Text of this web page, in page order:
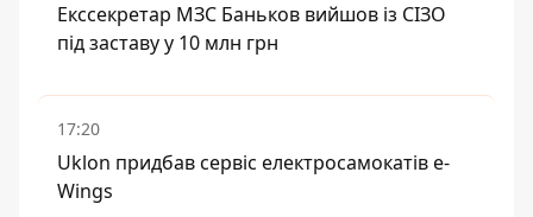
Екссекретар МЗС Баньков вийшов із СІЗО
під заставу у 10 млн грн
17:20
Uklon придбав сервіс електросамокатів e-
Wings